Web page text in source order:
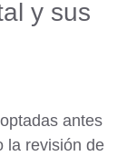
y sus
antes
la revisión de